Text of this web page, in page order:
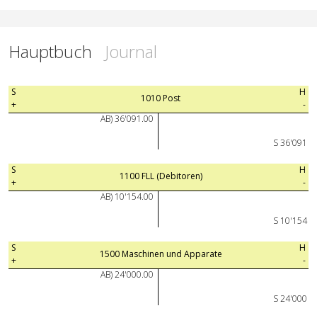
Hauptbuch Journal
S
+
1010 Post
H
-
AB) 36'091.00
S 36'091
S
+
1100 FLL (Debitoren)
H
-
AB) 10'154.00
S 10'154
S
+
1500 Maschinen und Apparate
H
-
AB) 24'000.00
S 24'000